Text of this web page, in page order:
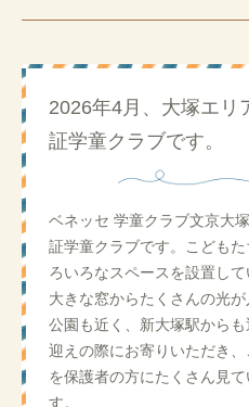
2026年4月、大塚エリ
証学童クラブです。
ベネッセ 学童クラブ文京大
証学童クラブです。こども
ろいろなスペースを設置し
大きな窓からたくさんの光が
公園も近く、新大塚駅から
迎えの際にお寄りいただき
を保護者の方にたくさん見
す。